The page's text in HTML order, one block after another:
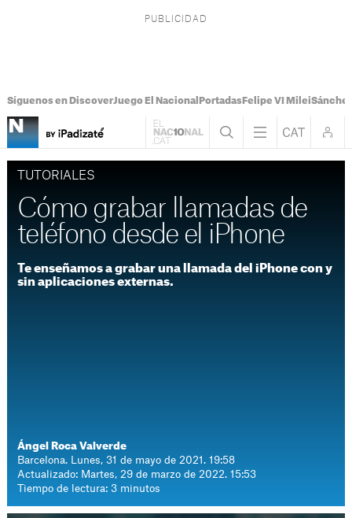
Síguenos en DiscoverJuego El Nacional PortadasFelipe VI Milei
TUTORIALES
Cómo grabar llamadas de
teléfono desde el iPhone
Te enseñamos a grabar una llamada del iPhone con y
sin aplicaciones externas.
Ángel Roca Valverde
Barcelona. Lunes, 31 de mayo de 2021. 19:58
Actualizado: Martes, 29 de marzo de 2022. 15:53
Tiempo de lectura: 3 minutos